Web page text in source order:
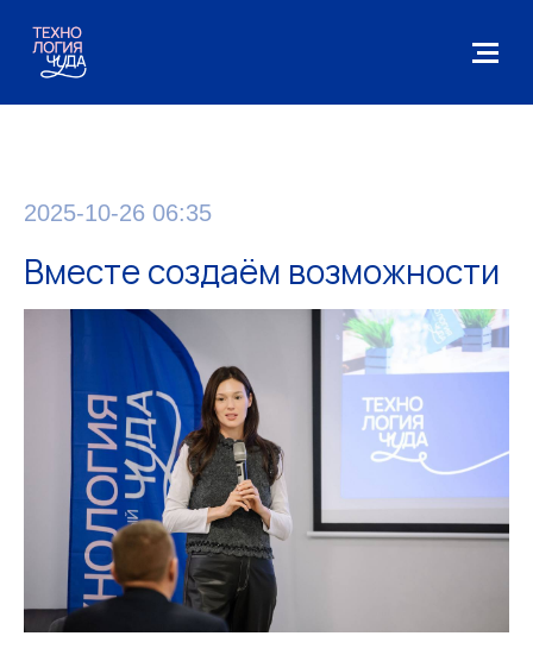
2025-10-26 06:35
Вместе создаём возможности